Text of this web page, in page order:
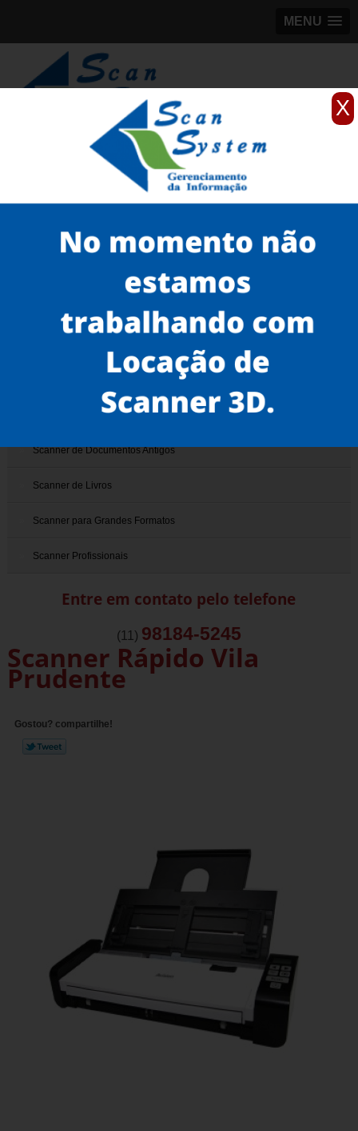
X
MENU
98184-5245
Scanner de documentos
scanner de mesa para documentos
scanner rápido Vila Prudente
Serviços
Scanner de Documentos
Scanner de Documentos Antigos
Scanner de Livros
Scanner para Grandes Formatos
Scanner Profissionais
Entre em contato pelo telefone
(11) 98184-5245
Scanner Rápido Vila
Prudente
Gostou? compartilhe!